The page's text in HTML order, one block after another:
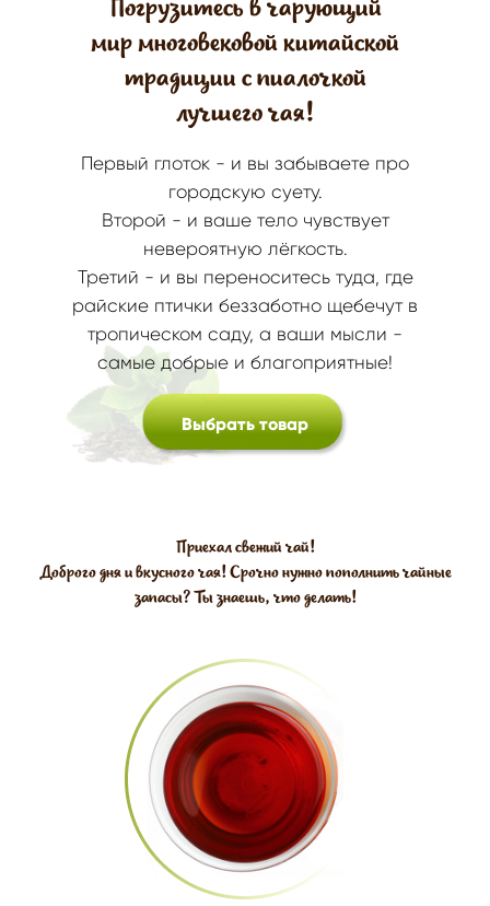
Погрузитесь в чарующий
мир многовековой китайской
традиции с пиалочкой
лучшего чая!
Первый глоток - и вы забываете про
городскую суету.
Второй - и ваше тело чувствует
невероятную лёгкость.
Третий - и вы переноситесь туда, где
райские птички беззаботно щебечут в
тропическом саду, а ваши мысли -
самые добрые и благоприятные!
Выбрать товар
Приехал свежий чай!
Доброго дня и вкусного чая! Срочно нужно пополнить чайные
запасы? Ты знаешь, что делать!